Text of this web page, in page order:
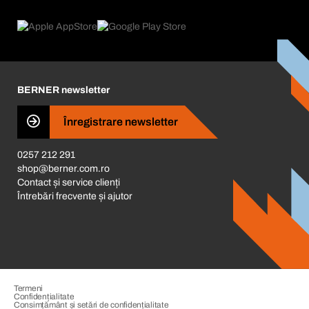
eProcurement
Consilier produse
Ce ne motivează
Business Conduct
BERNER newsletter
Înregistrare newsletter
0257 212 291
shop@berner.com.ro
Contact și service clienți
Întrebări frecvente și ajutor
Termeni
Confidențialitate
Consimțământ și setări de confidențialitate